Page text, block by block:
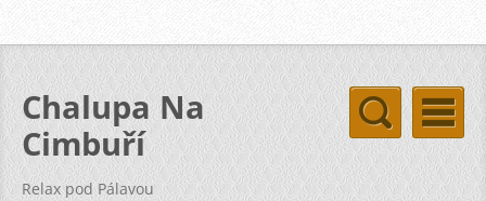
Chalupa Na
Cimbuří
Relax pod Pálavou